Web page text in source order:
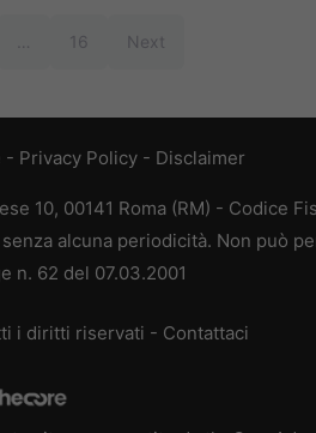
16 Next
- Privacy Policy - Disclaimer
10, 00141 Roma (RM) - Codice
alcuna periodicità. Non può
n. 62 del 07.03.2001
i diritti riservati - Contattaci